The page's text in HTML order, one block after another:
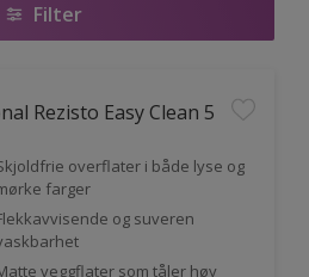
Filter
Rezisto Easy Clean 5
overflater i både lyse og
farger
og suveren
veggflater som tåler høy